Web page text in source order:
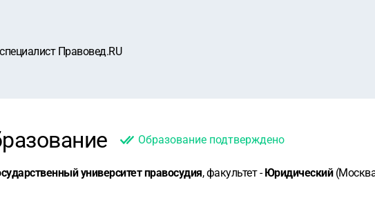
Правовед.RU
Образование подтверждено
университет правосудия, факультет -Юридический